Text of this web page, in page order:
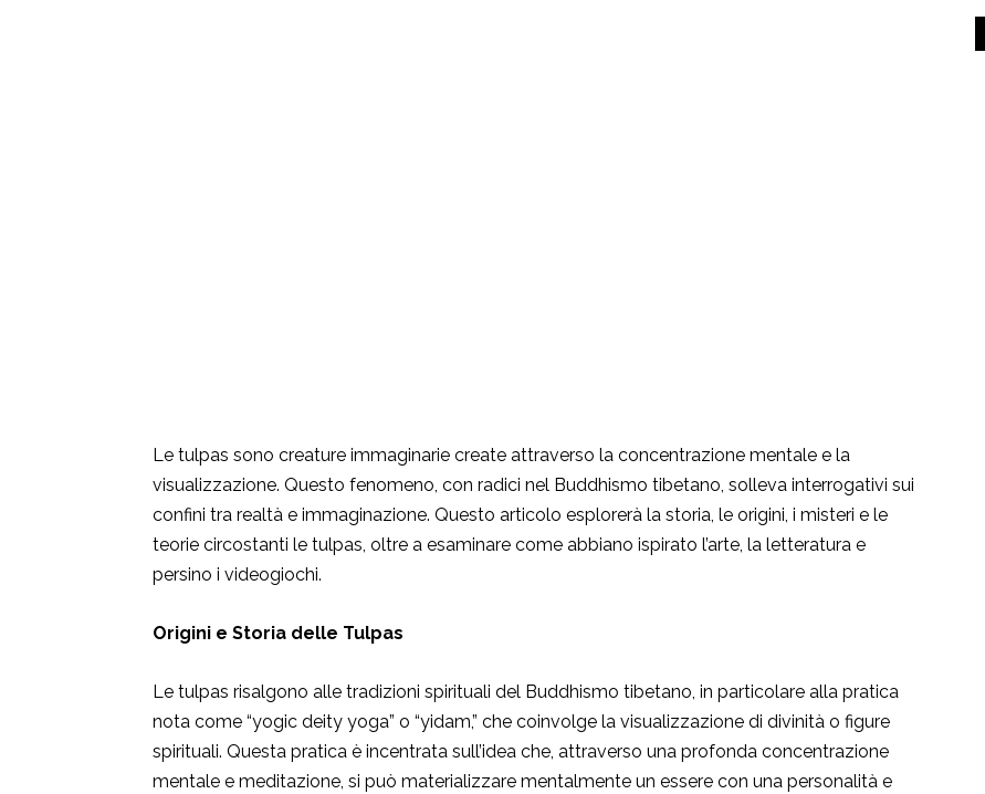
Le tulpas sono creature immaginarie create attraverso la concentrazione mentale e la
visualizzazione. Questo fenomeno, con radici nel Buddhismo tibetano, solleva interrogativi sui
confini tra realtà e immaginazione. Questo articolo esplorerà la storia, le origini, i misteri e le
teorie circostanti le tulpas, oltre a esaminare come abbiano ispirato l’arte, la letteratura e
persino i videogiochi.
Origini e Storia delle Tulpas
Le tulpas risalgono alle tradizioni spirituali del Buddhismo tibetano, in particolare alla pratica
nota come “yogic deity yoga” o “yidam,” che coinvolge la visualizzazione di divinità o figure
spirituali. Questa pratica è incentrata sull’idea che, attraverso una profonda concentrazione
mentale e meditazione, si può materializzare mentalmente un essere con una personalità e